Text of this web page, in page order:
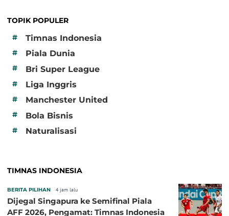
TOPIK POPULER
#
Timnas Indonesia
# Piala Dunia
# Bri Super League
# Liga Inggris
# Manchester United
# Bola Bisnis
# Naturalisasi
TIMNAS INDONESIA
BERITA PILIHAN 4 jam lalu
Dijegal Singapura ke Semifinal Piala
AFF 2026, Pengamat: Timnas Indonesia